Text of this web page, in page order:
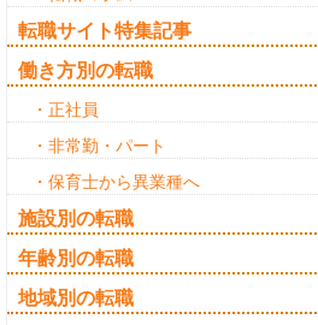
転職サイト特集記事
働き方別の転職
・正社員
・非常勤・パート
・保育士から異業種へ
施設別の転職
年齢別の転職
地域別の転職